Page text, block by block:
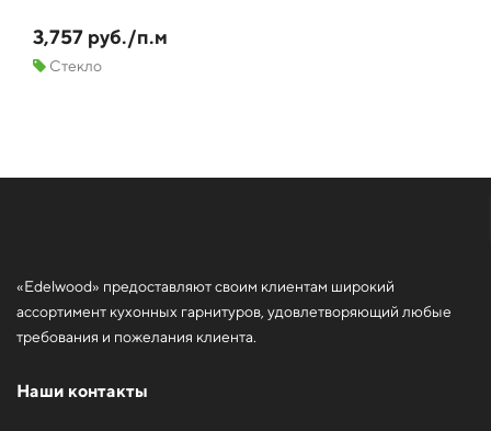
3,757 руб./п.м
Стекло
«Edelwood» предоставляют своим клиентам широкий
ассортимент кухонных гарнитуров, удовлетворяющий любые
требования и пожелания клиента.
Наши контакты